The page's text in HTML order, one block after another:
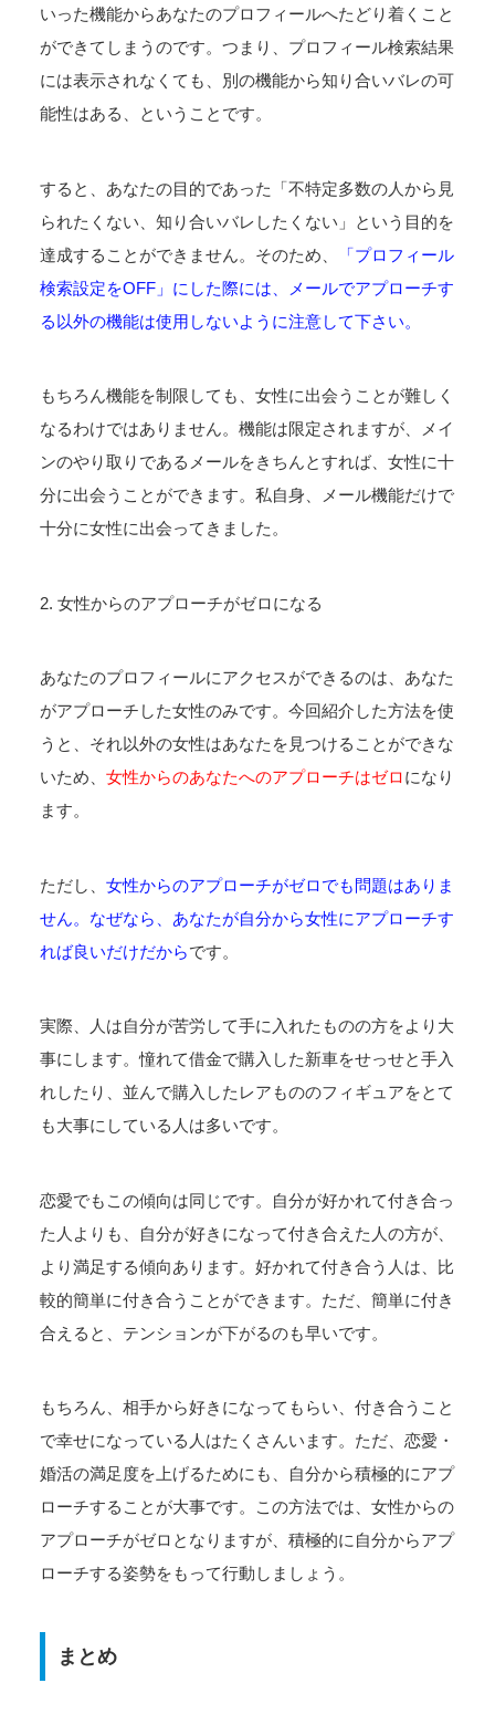
いった機能からあなたのプロフィールへたどり着くこと
ができてしまうのです。つまり、プロフィール検索結果
には表示されなくても、別の機能から知り合いバレの可
能性はある、ということです。
すると、あなたの目的であった「不特定多数の人から見
られたくない、知り合いバレしたくない」という目的を
達成することができません。そのため、
「プロフィール
検索設定をOFF」にした際には、メールでアプローチす
る以外の機能は使用しないように注意して下さい。
もちろん機能を制限しても、女性に出会うことが難しく
なるわけではありません。機能は限定されますが、メイ
ンのやり取りであるメールをきちんとすれば、女性に十
分に出会うことができます。私自身、メール機能だけで
十分に女性に出会ってきました。
2. 女性からのアプローチがゼロになる
あなたのプロフィールにアクセスができるのは、あなた
がアプローチした女性のみです。今回紹介した方法を使
うと、それ以外の女性はあなたを見つけることができな
いため、 女性からのあなたへのアプローチはゼロになり
ます。
ただし、 女性からのアプローチがゼロでも問題はありま
せん。なぜなら、あなたが自分から女性にアプローチす
れば良いだけだからです。
実際、人は自分が苦労して手に入れたものの方をより大
事にします。憧れて借金で購入した新車をせっせと手入
れしたり、並んで購入したレアもののフィギュアをとて
も大事にしている人は多いです。
恋愛でもこの傾向は同じです。自分が好かれて付き合っ
た人よりも、自分が好きになって付き合えた人の方が、
より満足する傾向あります。好かれて付き合う人は、比
較的簡単に付き合うことができます。ただ、簡単に付き
合えると、テンションが下がるのも早いです。
もちろん、相手から好きになってもらい、付き合うこと
で幸せになっている人はたくさんいます。ただ、恋愛・
婚活の満足度を上げるためにも、自分から積極的にアプ
ローチすることが大事です。この方法では、女性からの
アプローチがゼロとなりますが、積極的に自分からアプ
ローチする姿勢をもって行動しましょう。
まとめ